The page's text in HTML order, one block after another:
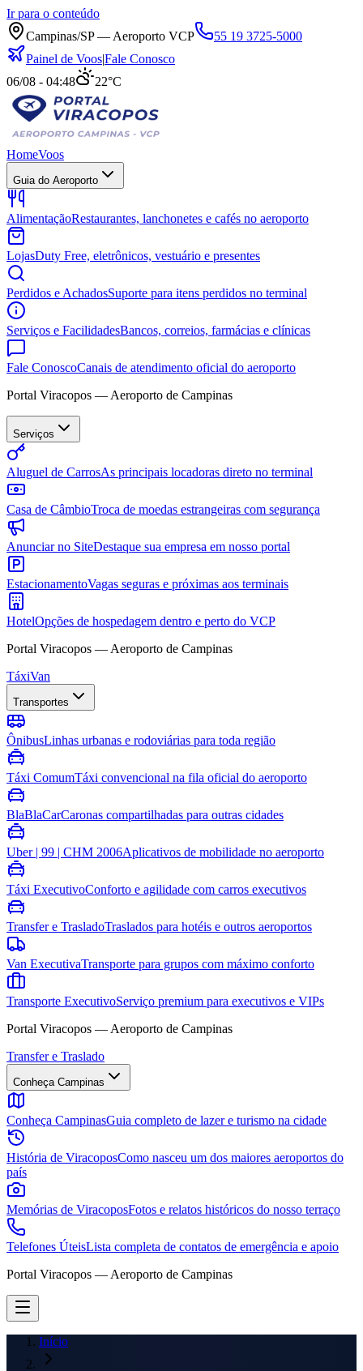
Ir para o conteúdo
Campinas/SP — Aeroporto VCP
55 19 3725-5000
Painel de Voos|Fale Conosco
06/08 - 04:48
22°C
HomeVoos
Guia do Aeroporto
AlimentaçãoRestaurantes, lanchonetes e cafés no aeroporto
LojasDuty Free, eletrônicos, vestuário e presentes
Perdidos e AchadosSuporte para itens perdidos no terminal
Serviços e FacilidadesBancos, correios, farmácias e clínicas
Fale ConoscoCanais de atendimento oficial do aeroporto
Portal Viracopos — Aeroporto de Campinas
Serviços
Aluguel de CarrosAs principais locadoras direto no terminal
Casa de CâmbioTroca de moedas estrangeiras com segurança
Anunciar no SiteDestaque sua empresa em nosso portal
EstacionamentoVagas seguras e próximas aos terminais
HotelOpções de hospedagem dentro e perto do VCP
Portal Viracopos — Aeroporto de Campinas
TáxiVan
Transportes
ÔnibusLinhas urbanas e rodoviárias para toda região
Táxi ComumTáxi convencional na fila oficial do aeroporto
BlaBlaCarCaronas compartilhadas para outras cidades
Uber | 99 | CHM 2006Aplicativos de mobilidade no aeroporto
Táxi ExecutivoConforto e agilidade com carros executivos
Transfer e TrasladoTraslados para hotéis e outros aeroportos
Van ExecutivaTransporte para grupos com máximo conforto
Transporte ExecutivoServiço premium para executivos e VIPs
Portal Viracopos — Aeroporto de Campinas
Transfer e Traslado
Conheça Campinas
Conheça CampinasGuia completo de lazer e turismo na cidade
História de ViracoposComo nasceu um dos maiores aeroportos do
país
Memórias de ViracoposFotos e relatos históricos do nosso terraço
Telefones ÚteisLista completa de contatos de emergência e apoio
Portal Viracopos — Aeroporto de Campinas
Início